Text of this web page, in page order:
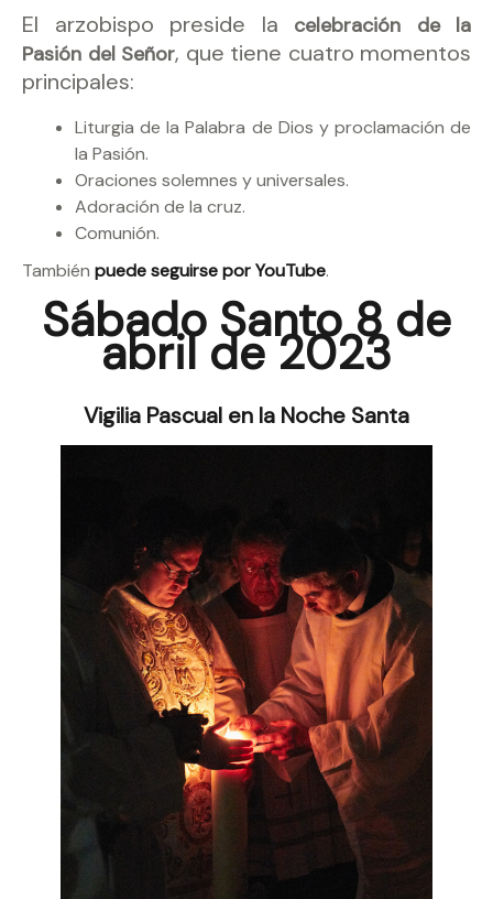
El arzobispo preside la celebración de la
Pasión del Señor, que tiene cuatro momentos
principales:
Liturgia de la Palabra de Dios y proclamación de
la Pasión.
Oraciones solemnes y universales.
Adoración de la cruz.
Comunión.
También puede seguirse por YouTube.
Sábado Santo 8 de
abril de 2023
Vigilia Pascual en la Noche Santa